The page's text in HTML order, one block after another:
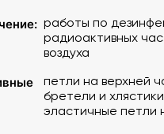
работы по
радиоактивных
воздуха
петли на верхней
бретели и
эластичные петли